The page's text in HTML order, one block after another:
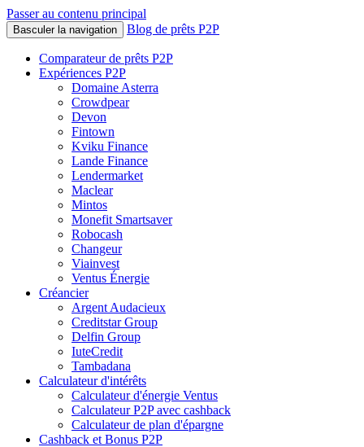
Passer au contenu principal
Basculer la navigation Blog de prêts P2P
Comparateur de prêts P2P
Expériences P2P
Domaine Asterra
Crowdpear
Devon
Fintown
Kviku Finance
Lande Finance
Lendermarket
Maclear
Mintos
Monefit Smartsaver
Robocash
Changeur
Viainvest
Ventus Énergie
Créancier
Argent Audacieux
Creditstar Group
Delfin Group
IuteCredit
Tambadana
Calculateur d'intérêts
Calculateur d'énergie Ventus
Calculateur P2P avec cashback
Calculateur de plan d'épargne
Cashback et Bonus P2P